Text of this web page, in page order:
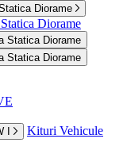
Diorame
Diorame
Statica Diorame
Statica Diorame
I
Kituri Vehicule